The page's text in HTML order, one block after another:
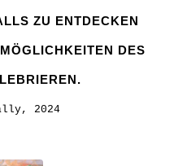
ZU ENTDECKEN
DES
2024